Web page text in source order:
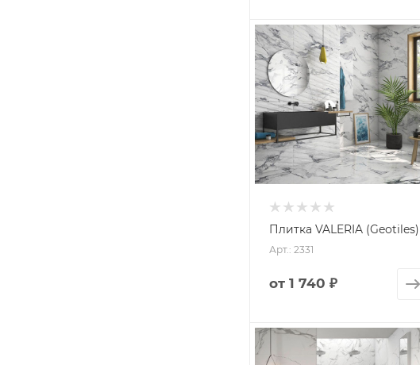
Плитка VALERIA (Geotiles)
Арт.: 2331
от 1 740 ₽